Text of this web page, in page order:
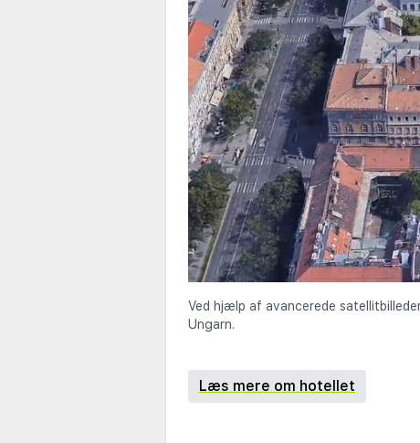
Ved hjælp af avancerede
Ungarn.
Læs mere om hotellet